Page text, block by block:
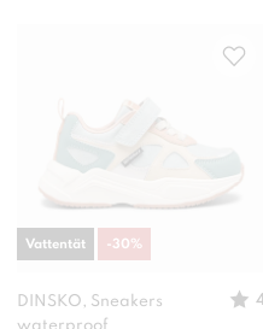
DINSKO, Sneakers
Vattentät -30%